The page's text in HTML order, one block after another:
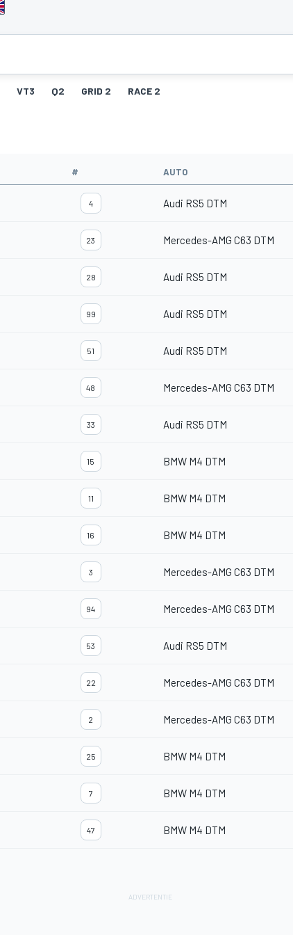
VT3 Q2 GRID 2 RACE 2
# AUTO
4 Audi RS5 DTM
23 Mercedes-AMG C63 DTM
28 Audi RS5 DTM
99 Audi RS5 DTM
51 Audi RS5 DTM
48 Mercedes-AMG C63 DTM
33 Audi RS5 DTM
15 BMW M4 DTM
11 BMW M4 DTM
16 BMW M4 DTM
3 Mercedes-AMG C63 DTM
94 Mercedes-AMG C63 DTM
53 Audi RS5 DTM
22 Mercedes-AMG C63 DTM
2 Mercedes-AMG C63 DTM
25 BMW M4 DTM
7 BMW M4 DTM
47 BMW M4 DTM